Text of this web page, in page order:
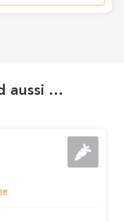
aussi …